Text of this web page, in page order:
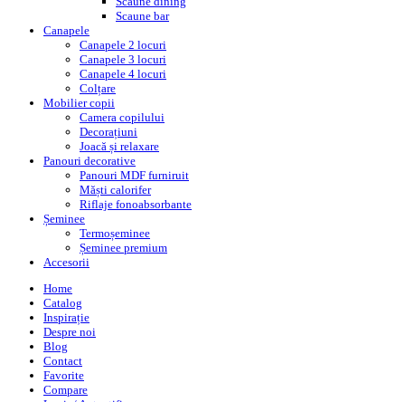
Scaune bar
Canapele
Canapele 2 locuri
Canapele 3 locuri
Canapele 4 locuri
Colțare
Mobilier copii
Camera copilului
Decorațiuni
Joacă și relaxare
Panouri decorative
Panouri MDF furniruit
Măști calorifer
Riflaje fonoabsorbante
Șeminee
Termoșeminee
Șeminee premium
Accesorii
Home
Catalog
Inspirație
Despre noi
Blog
Contact
Favorite
Compare